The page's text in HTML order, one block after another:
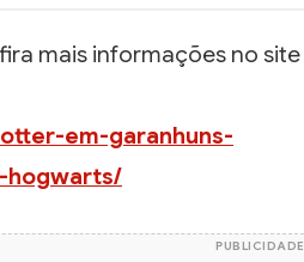
mais informações no site
em-garanhuns-
hogwarts/
PUBLICIDADE